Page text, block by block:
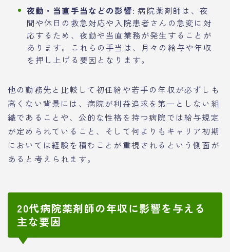
夜勤・当直手当などの影響: 病院薬剤師は、夜
間や休日の救急対応や入院患者さんの急変に対
応するため、夜勤や当直業務が発生することが
あります。これらの手当は、月々の給与や年収
を押し上げる要因となります。
他の勤務先と比較して初任給や若手の年収が必ずしも
高くない背景には、病院が利益追求を第一としない組
織であることや、公的な性格を持つ病院では給与規定
が定められていること、そして何よりもキャリア初期
においては経験を積むことが重視されるという側面が
あると考えられます。
20代病院薬剤師の年収に影響を与える
主な要因